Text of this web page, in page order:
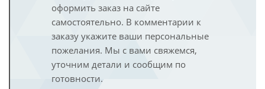
оформить заказ на сайте
самостоятельно. В комментарии к
заказу укажите ваши персональные
пожелания. Мы с вами свяжемся,
уточним детали и сообщим по
готовности.